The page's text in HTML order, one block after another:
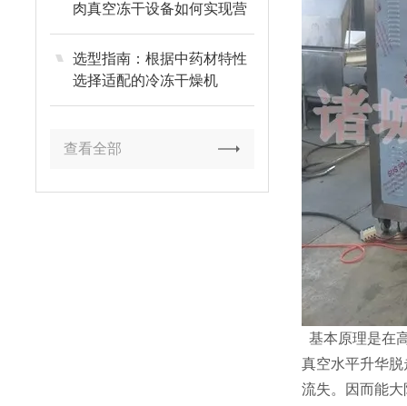
肉真空冻干设备如何实现营
养与风味的长效留存？
选型指南：根据中药材特性
选择适配的冷冻干燥机
查看全部
基本原理是在
真空水平升华
流失。因而能